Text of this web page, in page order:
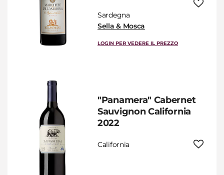
Sardegna
Sella & Mosca
LOGIN PER VEDERE IL PREZZO
"Panamera" Cabernet
Sauvignon California
2022
California